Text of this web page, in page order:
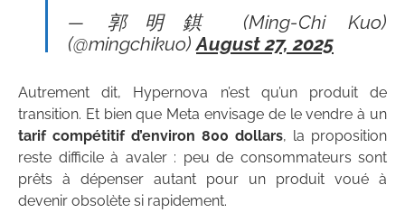
— 郭明錤 (Ming-Chi Kuo)
(@mingchikuo)August 27, 2025
Autrement dit, Hypernova n’est qu’un produit de
transition. Et bien que Meta envisage de le vendre à un
tarif compétitif d’environ 800 dollars, la proposition
reste difficile à avaler : peu de consommateurs sont
prêts à dépenser autant pour un produit voué à
devenir obsolète si rapidement.